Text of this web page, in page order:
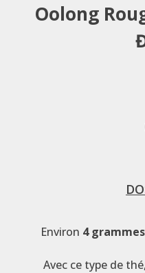
Oolong
Environ 4 grammes
Avec ce type de